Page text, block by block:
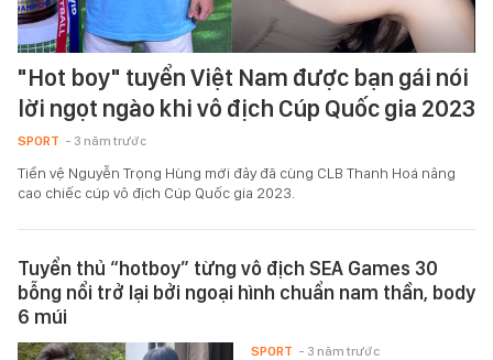
"Hot boy" tuyển Việt Nam được bạn gái nói
lời ngọt ngào khi vô địch Cúp Quốc gia 2023
SPORT - 3 năm trước
Tiền vệ Nguyễn Trọng Hùng mới đây đã cùng CLB Thanh Hoá nâng
cao chiếc cúp vô địch Cúp Quốc gia 2023.
Tuyển thủ “hotboy” từng vô địch SEA Games 30
bỗng nổi trở lại bởi ngoại hình chuẩn nam thần, body
6 múi
SPORT - 3 năm trước